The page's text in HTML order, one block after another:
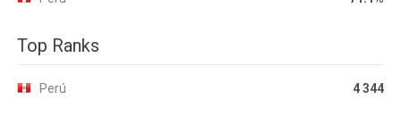
Top Ranks
Perú 4 344